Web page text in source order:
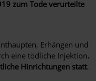
zum Tode verurteilte
Erhängen und
eine tödliche Injektion.
Hinrichtungen statt.